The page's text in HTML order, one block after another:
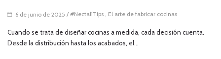
6 de junio de 2025 / #NectalíTips El arte de fabricar cocinas
Cuando se trata de diseñar cocinas a medida, cada decisión cuenta.
Desde la distribución hasta los acabados, el...